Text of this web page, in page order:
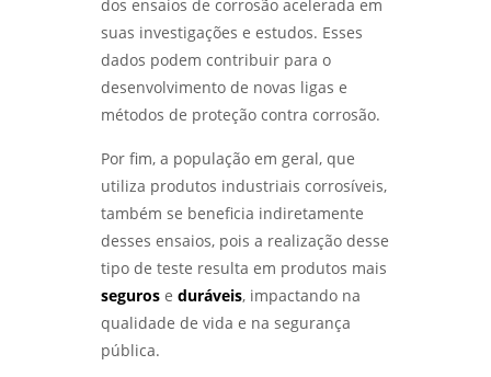
ACELERADA EFICIENTE - LABMETAL
QUALIFICAÇÃO DE EPS GARANTE EFICIÊNCIA E
SEGURANÇA NA CONSTRUÇÃO - LABMETAL
DESTRUTIVOS COM QUALIDADE - LABMETAL
COMO A ANÁLISE METALOGRÁFICA
TRANSFORMA A INDÚSTRIA METALÚRGICA -
LABMETAL
ANÁLISE DE FALHAS EM MÁQUINAS E
OTIMIZAR PROCESSOS - LABMETAL
dos ensaios de corrosão acelerada em
suas investigações e estudos. Esses
dados podem contribuir para o
desenvolvimento de novas ligas e
métodos de proteção contra corrosão.
Por fim, a população em geral, que
utiliza produtos industriais corrosíveis,
também se beneficia indiretamente
desses ensaios, pois a realização desse
tipo de teste resulta em produtos mais
segurose duráveis, impactando na
qualidade de vida e na segurança
pública.